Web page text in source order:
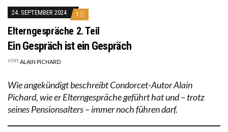
24. SEPTEMBER 2024 1
Elterngespräche 2. Teil
Ein Gespräch ist ein Gespräch
von ALAIN PICHARD
Wie angekündigt beschreibt Condorcet-Autor Alain
Pichard, wie er Elterngespräche geführt hat und – trotz
seines Pensionsalters – immer noch führen darf.